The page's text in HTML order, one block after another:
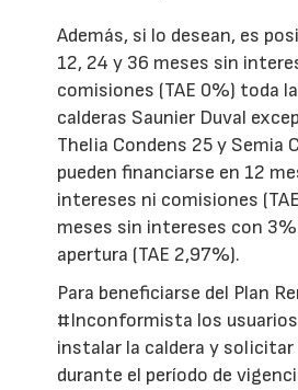
Además, si lo desean, es
12, 24 y 36 meses sin
comisiones (TAE 0%) toda
calderas Saunier Duval
Thelia Condens 25 y Semia
pueden financiarse en 12
intereses ni comisiones
meses sin intereses con
apertura (TAE 2,97%).
Para beneficiarse del Plan
#Inconformista los
instalar la caldera y
durante el período de